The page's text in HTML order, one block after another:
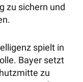
zu sichern und
spielt in
Bayer setzt
zu